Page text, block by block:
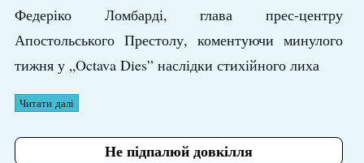
Федеріко Ломбарді, глава прес-центру
Апостольського Престолу, коментуючи минулого
тижня у „Octava Dies” наслідки стихійного лиха
Читати далі
Не підпалюй довкілля